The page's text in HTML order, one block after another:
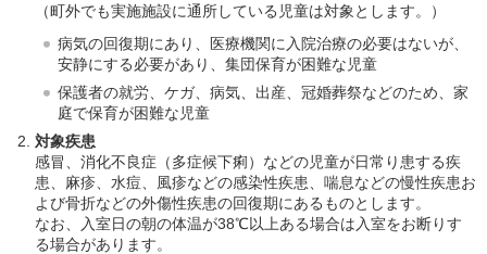
（町外でも実施施設に通所している児童は対象とします。）
病気の回復期にあり、医療機関に入院治療の必要はないが、
安静にする必要があり、集団保育が困難な児童
保護者の就労、ケガ、病気、出産、冠婚葬祭などのため、家
庭で保育が困難な児童
対象疾患
感冒、消化不良症（多症候下痢）などの児童が日常り患する疾
患、麻疹、水痘、風疹などの感染性疾患、喘息などの慢性疾患お
よび骨折などの外傷性疾患の回復期にあるものとします。
なお、入室日の朝の体温が38℃以上ある場合は入室をお断りす
る場合があります。